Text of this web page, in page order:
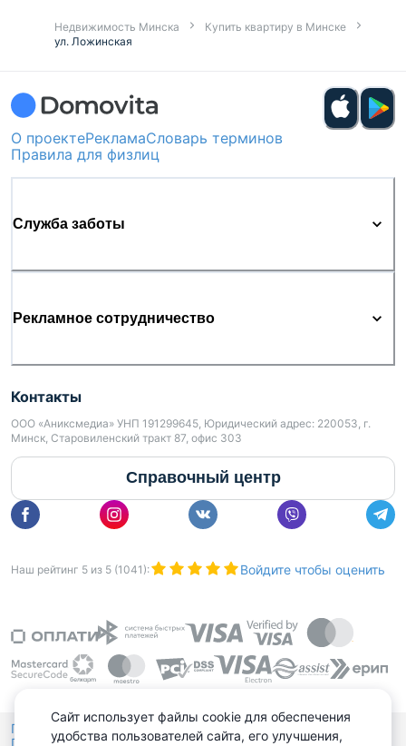
Недвижимость Минска
Купить квартиру в Минске
ул. Ложинская
О проектеРекламаСловарь терминов
Правила для физлиц
Служба заботы
Рекламное сотрудничество
Контакты
ООО «Аниксмедиа» УНП 191299645, Юридический адрес: 220053, г.
Минск, Старовиленский тракт 87, офис 303
Справочный центр
Наш рейтинг 5 из 5 (1041 ): Войдите чтобы оценить
Политика конфиденциальности,
Политика обработки файлов куки Выбор настроек Cookies
Сайт использует файлы cookie для обеспечения
удобства пользователей сайта, его улучшения,